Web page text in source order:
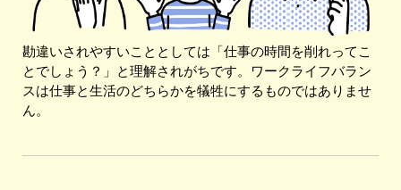
勘違いされやすいこととしては「仕事の時間を削れってこ
とでしょう？」と理解されがちです。ワークライフバラン
スは仕事と生活のどちらかを犠牲にするものではありませ
ん。